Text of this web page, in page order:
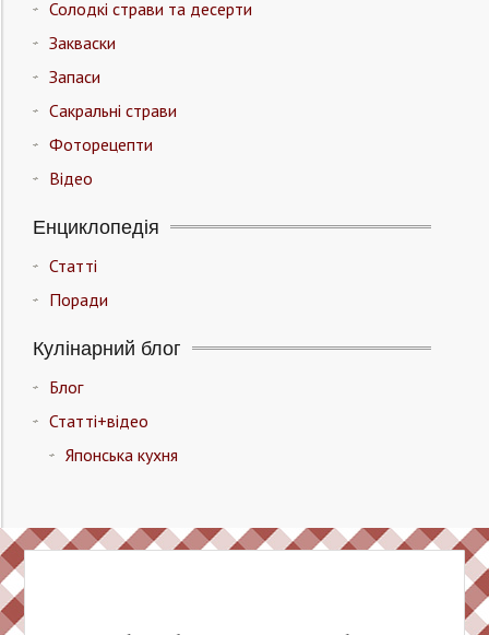
Солодкі страви та десерти
Закваски
Запаси
Сакральні страви
Фоторецепти
Відео
Енциклопедія
Статті
Поради
Кулінарний блог
Блог
Статті+відео
Японська кухня